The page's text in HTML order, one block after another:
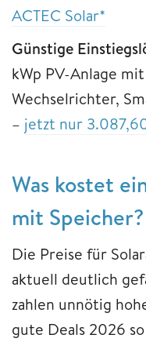
ACTEC Solar*
Günstige
kWp PV-Anlage
Wechselrichter,
– jetzt nur
Was kostet
mit Speicher?
Die Preise für
aktuell deutlich
zahlen unnötig
gute Deals 2026